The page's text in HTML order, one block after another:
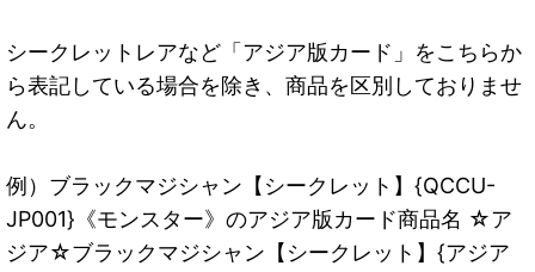
シークレットレアなど「アジア版カード」をこちらか
ら表記している場合を除き、商品を区別しておりませ
ん。
例）ブラックマジシャン【シークレット】{QCCU-
JP001}《モンスター》のアジア版カード商品名 ☆ア
ジア☆ブラックマジシャン【シークレット】{アジア